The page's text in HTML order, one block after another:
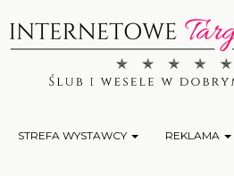
STREFA WYSTAWCY REKLAMA